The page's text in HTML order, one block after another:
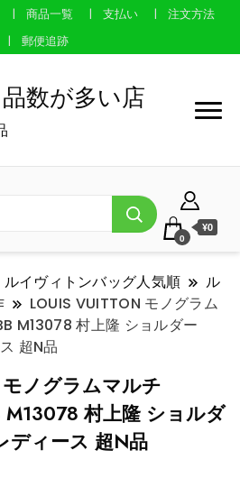
商品一覧 支払い
注文方法
郵便追跡
数が多い店
0
¥0
ルイヴィトンバッグ人気順
ル
LOUIS VUITTON モノグラム
M13078 村上隆 ショルダー
超N品
ノグラムマルチ
M13078 村上隆 ショルダ
ディース 超N品